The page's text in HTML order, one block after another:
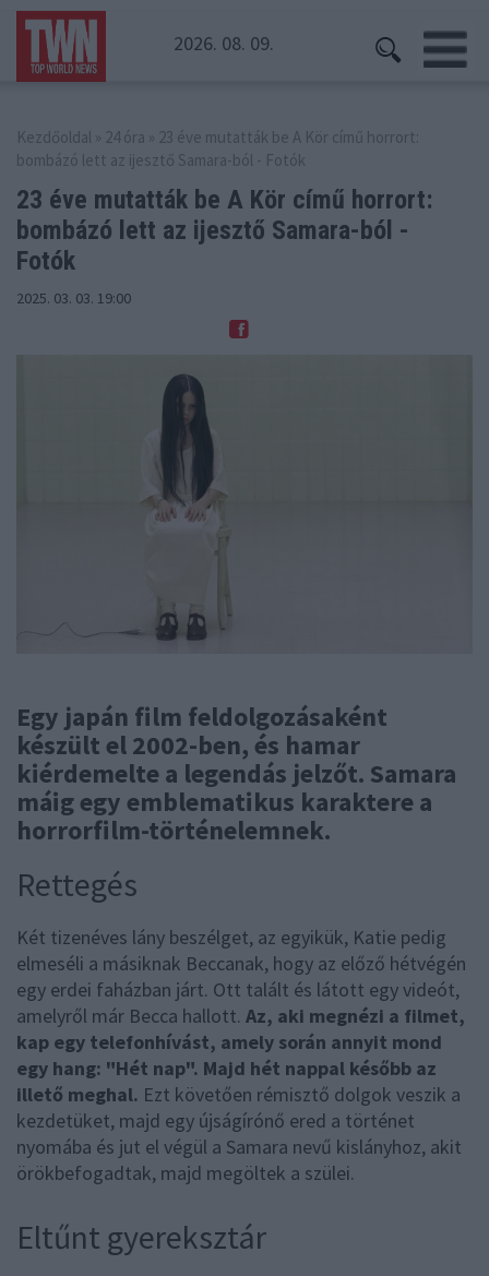
2026. 08. 09.
Kezdőoldal » 24 óra » 23 éve mutatták be A Kör című horrort:
bombázó lett az ijesztő Samara-ból - Fotók
23 éve mutatták be A Kör című horrort:
bombázó lett az ijesztő Samara-ból -
Fotók
2025. 03. 03. 19:00
Egy japán film feldolgozásaként
készült el 2002-ben, és hamar
kiérdemelte a legendás jelzőt. Samara
máig egy emblematikus karaktere a
horrorfilm-történelemnek.
Rettegés
Két tizenéves lány beszélget, az egyikük, Katie pedig
elmeséli a másiknak Beccanak, hogy az előző hétvégén
egy erdei faházban járt. Ott talált és látott egy videót,
amelyről már Becca hallott. Az, aki megnézi a filmet,
kap egy telefonhívást, amely során annyit mond
egy hang: "Hét nap". Majd hét nappal később az
illető meghal. Ezt követően rémisztő dolgok veszik a
kezdetüket, majd egy újságírónő ered a történet
nyomába és jut el végül a Samara nevű kislányhoz, akit
örökbefogadtak, majd megöltek a szülei.
Eltűnt gyereksztár